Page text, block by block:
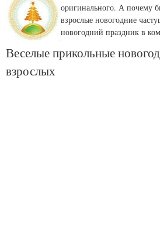
оригинального. А почему
взрослые новогодние
новогодний праздник в
Веселые прикольные
взрослых